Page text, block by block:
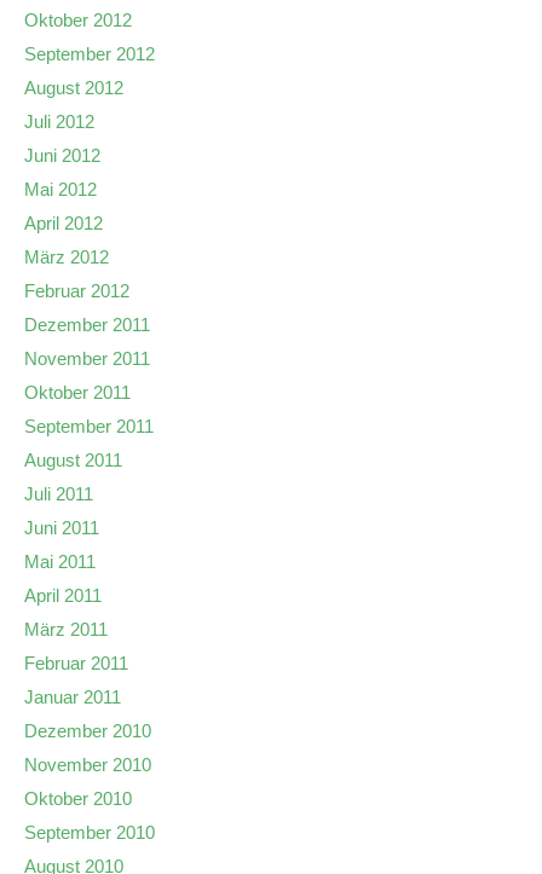
Oktober 2012
September 2012
August 2012
Juli 2012
Juni 2012
Mai 2012
April 2012
März 2012
Februar 2012
Dezember 2011
November 2011
Oktober 2011
September 2011
August 2011
Juli 2011
Juni 2011
Mai 2011
April 2011
März 2011
Februar 2011
Januar 2011
Dezember 2010
November 2010
Oktober 2010
September 2010
August 2010